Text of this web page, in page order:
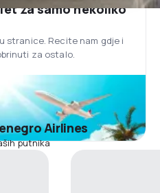
za samo nekoliko
stranice. Recite nam gdje i
za ostalo.
Airlines
putnika